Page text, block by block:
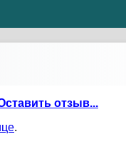
отзыв...
.